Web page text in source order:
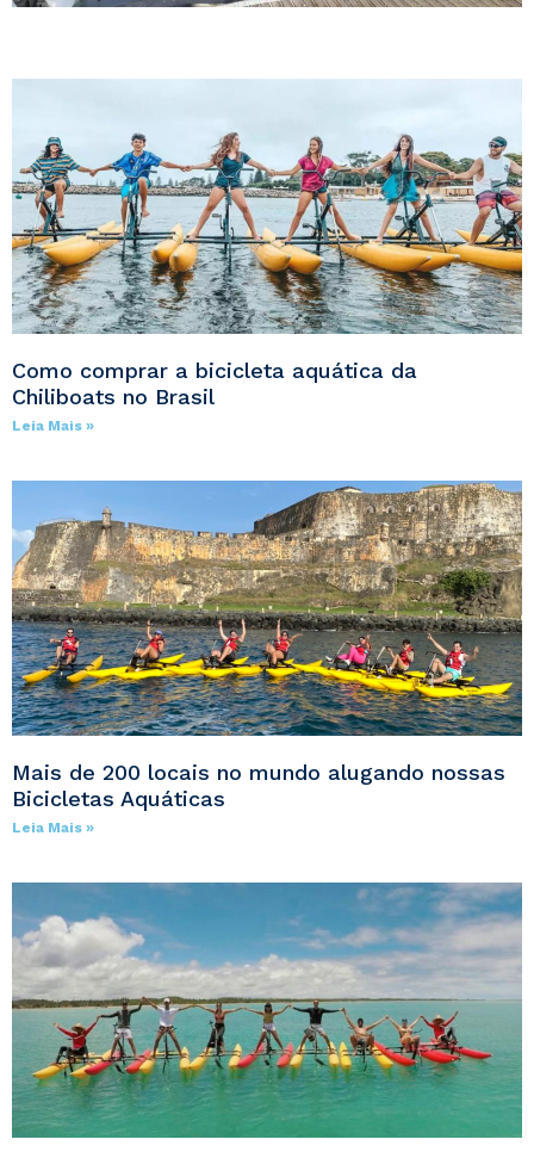
Como comprar a bicicleta aquática da
Chiliboats no Brasil
Leia Mais »
Mais de 200 locais no mundo alugando nossas
Bicicletas Aquáticas
Leia Mais »